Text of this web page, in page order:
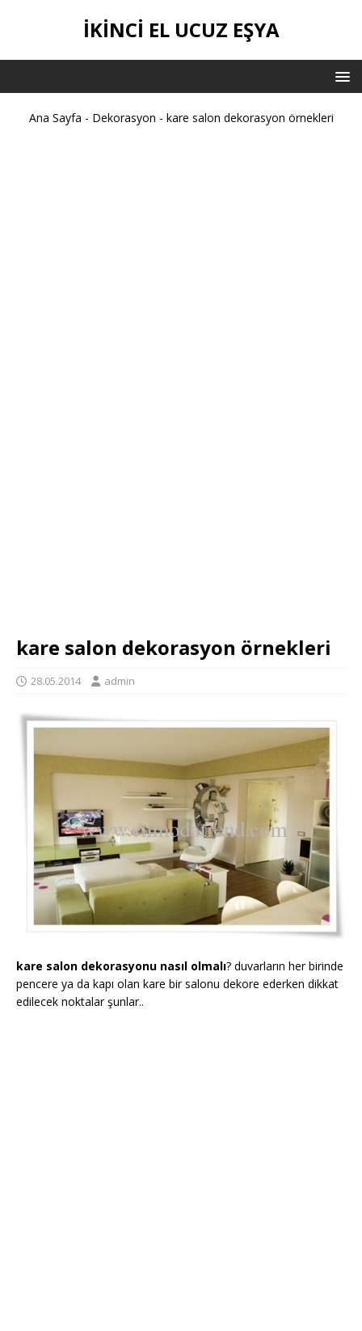
İKİNCİ EL UCUZ EŞYA
Ana Sayfa - Dekorasyon - kare salon dekorasyon örnekleri
kare salon dekorasyon örnekleri
28.05.2014 admin
kare salon dekorasyonu nasıl olmalı? duvarların her birinde
pencere ya da kapı olan kare bir salonu dekore ederken dikkat
edilecek noktalar şunlar..